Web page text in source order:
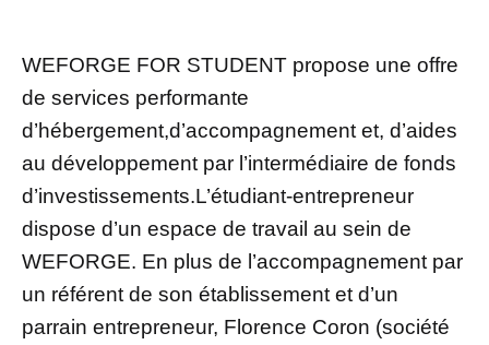
WEFORGE FOR STUDENT propose une offre
de services performante
d’hébergement,d’accompagnement et, d’aides
au développement par l’intermédiaire de fonds
d’investissements.L’étudiant-entrepreneur
dispose d’un espace de travail au sein de
WEFORGE. En plus de l’accompagnement par
un référent de son établissement et d’un
parrain entrepreneur, Florence Coron (société